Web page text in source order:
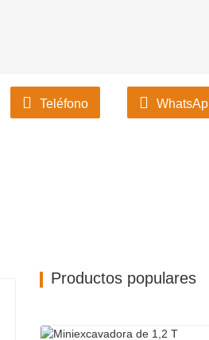
Teléfono
Productos populares